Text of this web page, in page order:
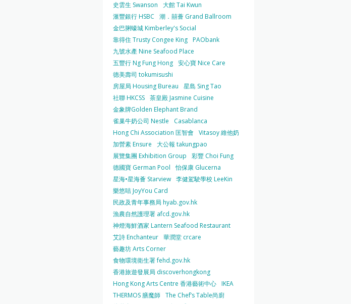
史雲生 Swanson
大館 Tai Kwun
滙豐銀行 HSBC
潮．囍薈 Grand Ballroom
金巴脷蠔城 Kimberley's Social
靠得住 Trusty Congee King PAObank
九號水產 Nine Seafood Place
五豐行 Ng Fung Hong 安心寶 Nice Care
德美壽司 tokumisushi
房屋局 Housing Bureau
星島 Sing Tao
社聯 HKCSS 茶皇殿 Jasmine Cuisine
金象牌Golden Elephant Brand
雀巢牛奶公司 Nestle
Casablanca
Hong Chi Association 匡智會
Vitasoy 維他奶
加營素 Ensure
大公報 takungpao
展覽集團 Exhibition Group
彩豐 Choi Fung
德國寶 German Pool
怡保康 Glucerna
星海•星海薈 Starview 李健駕駛學校 LeeKin
樂悠咭 JoyYou Card
民政及青年事務局 hyab.gov.hk
漁農自然護理署 afcd.gov.hk
神燈海鮮酒家 Lantern Seafood Restaurant
艾詩 Enchanteur 華潤堂 crcare
藝趣坊 Arts Corner
食物環境衛生署 fehd.gov.hk
香港旅遊發展局 discoverhongkong
Hong Kong Arts Centre 香港藝術中心 IKEA
THERMOS 膳魔師 The Chef’s Table尚廚